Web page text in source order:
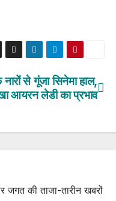
नारों से गूंजा सिनेमा हाल,
आयरन लेडी का प्रभाव
की ताजा-तारीन खबरों